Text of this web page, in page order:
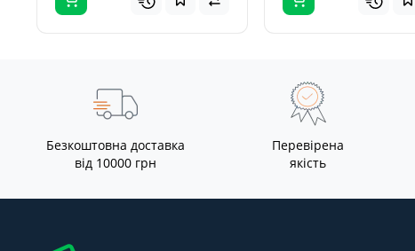
Безкоштовна доставка
від 10000 грн
Перевірена
якість